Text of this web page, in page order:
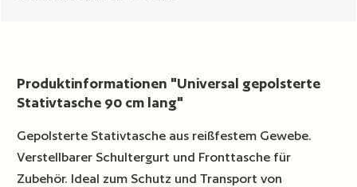
Produktinformationen "Universal gepolsterte
Stativtasche 90 cm lang"
Gepolsterte Stativtasche aus reißfestem Gewebe.
Verstellbarer Schultergurt und Fronttasche für
Zubehör. Ideal zum Schutz und Transport von